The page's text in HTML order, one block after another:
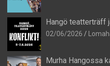
Hangö teatterträff
02/06/2026
Murha Hangossa